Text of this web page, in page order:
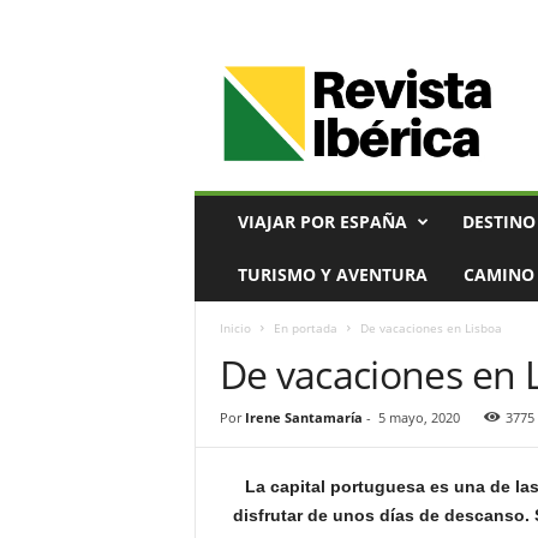
VIAJAR POR ESPAÑA
TURISMO Y AVENTURA CAMINO
Inicio En portada De vacaciones en Lisboa
De vacaciones en
Por Irene Santamaría - 5 mayo, 2020 3775
La capital portuguesa es una de
disfrutar de unos días de descanso.